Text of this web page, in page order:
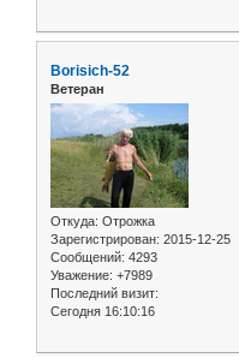
Borisich-52
Ветеран
Откуда: Отрожка
Зарегистрирован: 2015-12-25
Сообщений: 4293
Уважение: +7989
Последний визит:
Сегодня 16:10:16